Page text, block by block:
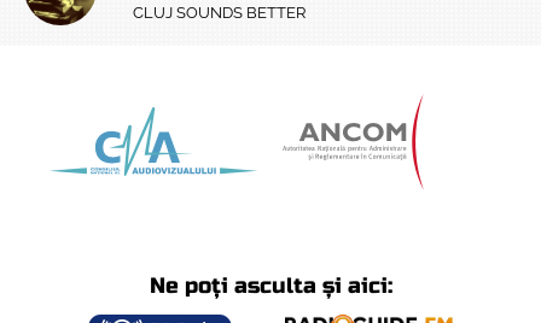
CLUJ SOUNDS BETTER
Ne poți asculta și aici: